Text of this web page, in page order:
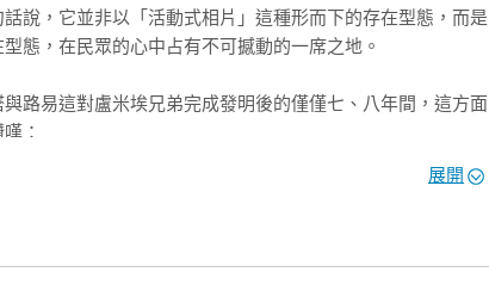
說，它並非以「活動式相片」這種形而下的存在型態，而是
態，在民眾的心中占有不可撼動的一席之地。
易這對盧米埃兄弟完成發明後的僅僅七、八年間，這方面
：
域出現了亮眼的進步，並且開始導入舞台劇表演的要素。
展開